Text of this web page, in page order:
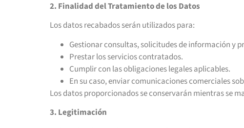
2. Finalidad del Tratamiento de los Datos
Los datos recabados serán utilizados para:
Gestionar consultas, solicitudes de información y
Prestar los servicios contratados.
Cumplir con las obligaciones legales aplicables.
En su caso, enviar comunicaciones comerciales
Los datos proporcionados se conservarán mientras se
3. Legitimación